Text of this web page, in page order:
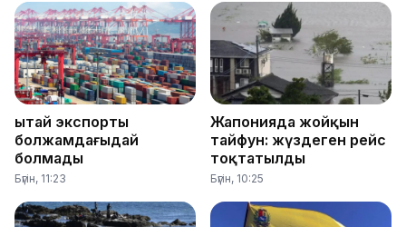
Қытай экспорты
болжамдағыдай
болмады
Бүгін, 11:23
Жапонияда жойқын
тайфун: жүздеген рейс
тоқтатылды
Бүгін, 10:25